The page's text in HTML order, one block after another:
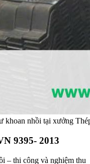
khoan nhồi tại xưởng
9395- 2013
– thi công và nghiệm thu